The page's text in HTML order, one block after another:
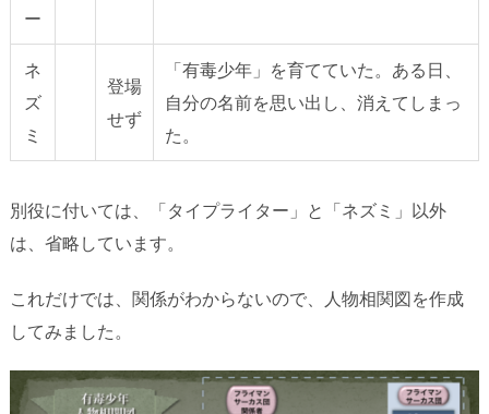
ー
ネ
ズ
ミ
登場
せず
「有毒少年」を育てていた。ある日、
自分の名前を思い出し、消えてしまっ
た。
別役に付いては、「タイプライター」と「ネズミ」以外
は、省略しています。
これだけでは、関係がわからないので、人物相関図を作成
してみました。